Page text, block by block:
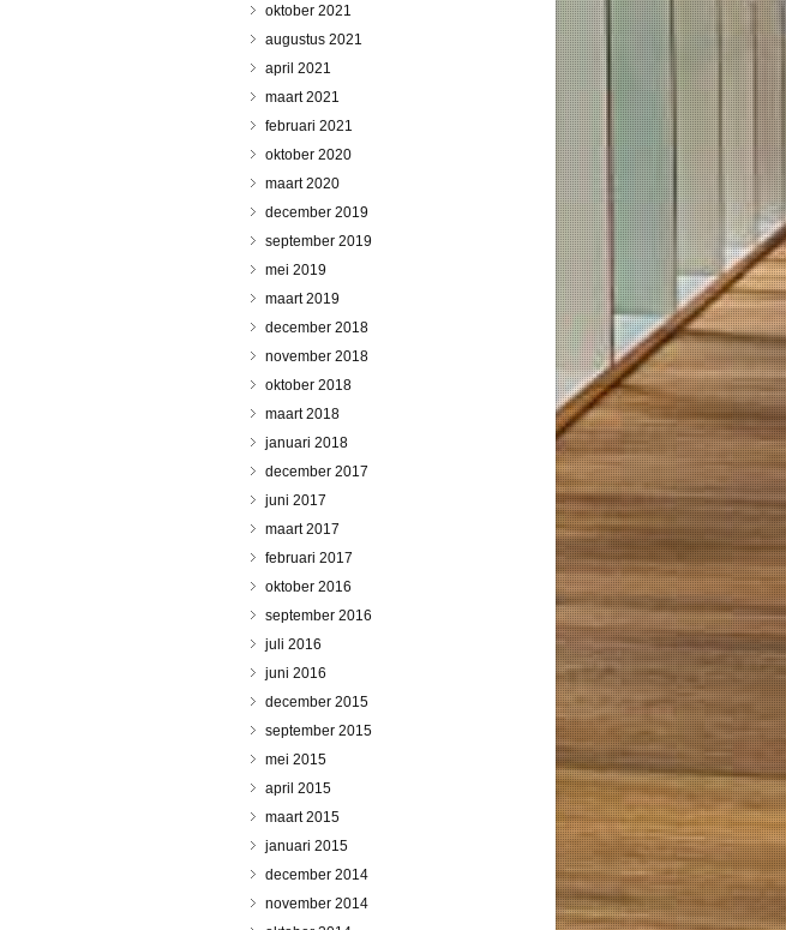
oktober 2021
augustus 2021
april 2021
maart 2021
februari 2021
oktober 2020
maart 2020
december 2019
september 2019
mei 2019
maart 2019
december 2018
november 2018
oktober 2018
maart 2018
januari 2018
december 2017
juni 2017
maart 2017
februari 2017
oktober 2016
september 2016
juli 2016
juni 2016
december 2015
september 2015
mei 2015
april 2015
maart 2015
januari 2015
december 2014
november 2014